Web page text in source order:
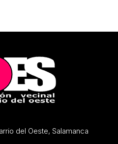
del Oeste, Salamanca